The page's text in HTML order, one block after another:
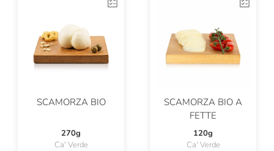
SCAMORZA BIO
270g
Ca' Verde
SCAMORZA BIO A
FETTE
120g
Ca' Verde